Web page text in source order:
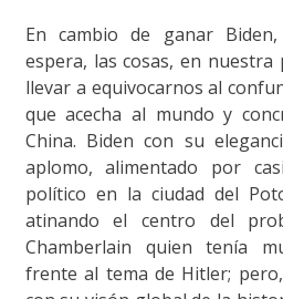
En cambio de ganar
espera, las cosas, en
llevar a equivocarnos al
que acecha al mundo y
China. Biden con su
aplomo, alimentado por
político en la ciudad del
atinando el centro del
Chamberlain quien tenía
frente al tema de Hitler;